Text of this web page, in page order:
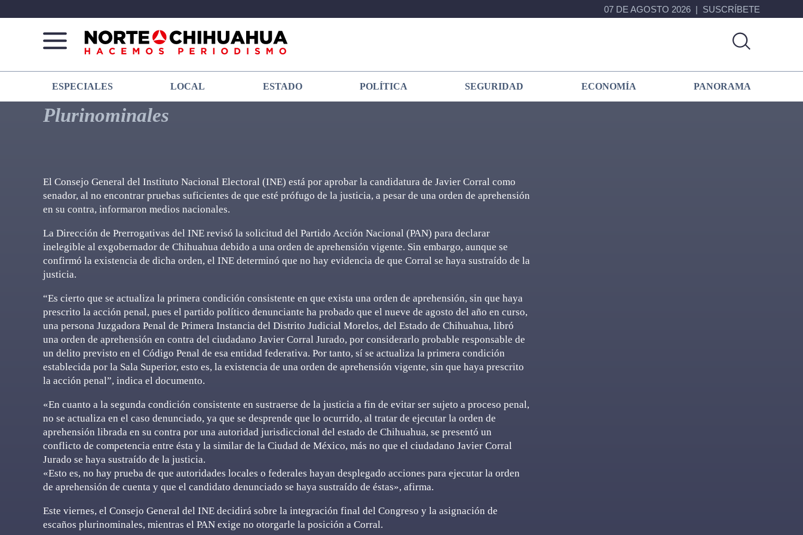
07 DE AGOSTO 2026 SUSCRÍBETE
Norte
De
Chihuahua
Más
que
noticias,
hacemos periodismo
ESPECIALES LOCAL ESTADO POLÍTICA SEGURIDAD ECONOMÍA PANORAMA
Plurinominales
El Consejo General del Instituto Nacional Electoral (INE) está por aprobar la candidatura de Javier Corral como
senador, al no encontrar pruebas suficientes de que esté prófugo de la justicia, a pesar de una orden de aprehensión
en su contra, informaron medios nacionales.
La Dirección de Prerrogativas del INE revisó la solicitud del Partido Acción Nacional (PAN) para declarar
inelegible al exgobernador de Chihuahua debido a una orden de aprehensión vigente. Sin embargo, aunque se
confirmó la existencia de dicha orden, el INE determinó que no hay evidencia de que Corral se haya sustraído de la
justicia.
“Es cierto que se actualiza la primera condición consistente en que exista una orden de aprehensión, sin que haya
prescrito la acción penal, pues el partido político denunciante ha probado que el nueve de agosto del año en curso,
una persona Juzgadora Penal de Primera Instancia del Distrito Judicial Morelos, del Estado de Chihuahua, libró
una orden de aprehensión en contra del ciudadano Javier Corral Jurado, por considerarlo probable responsable de
un delito previsto en el Código Penal de esa entidad federativa. Por tanto, sí se actualiza la primera condición
establecida por la Sala Superior, esto es, la existencia de una orden de aprehensión vigente, sin que haya prescrito
la acción penal”, indica el documento.
«En cuanto a la segunda condición consistente en sustraerse de la justicia a fin de evitar ser sujeto a proceso penal,
no se actualiza en el caso denunciado, ya que se desprende que lo ocurrido, al tratar de ejecutar la orden de
aprehensión librada en su contra por una autoridad jurisdiccional del estado de Chihuahua, se presentó un
conflicto de competencia entre ésta y la similar de la Ciudad de México, más no que el ciudadano Javier Corral
Jurado se haya sustraído de la justicia.
«Esto es, no hay prueba de que autoridades locales o federales hayan desplegado acciones para ejecutar la orden
de aprehensión de cuenta y que el candidato denunciado se haya sustraído de éstas», afirma.
Este viernes, el Consejo General del INE decidirá sobre la integración final del Congreso y la asignación de
escaños plurinominales, mientras el PAN exige no otorgarle la posición a Corral.